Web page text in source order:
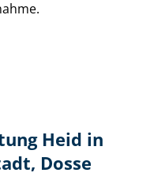
Heid in
Dosse